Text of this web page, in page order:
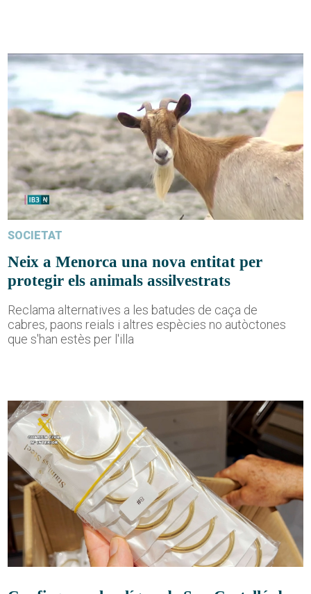
SOCIETAT
Neix a Menorca una nova entitat per
protegir els animals assilvestrats
Reclama alternatives a les batudes de caça de
cabres, paons reials i altres espècies no autòctones
que s'han estès per l'illa